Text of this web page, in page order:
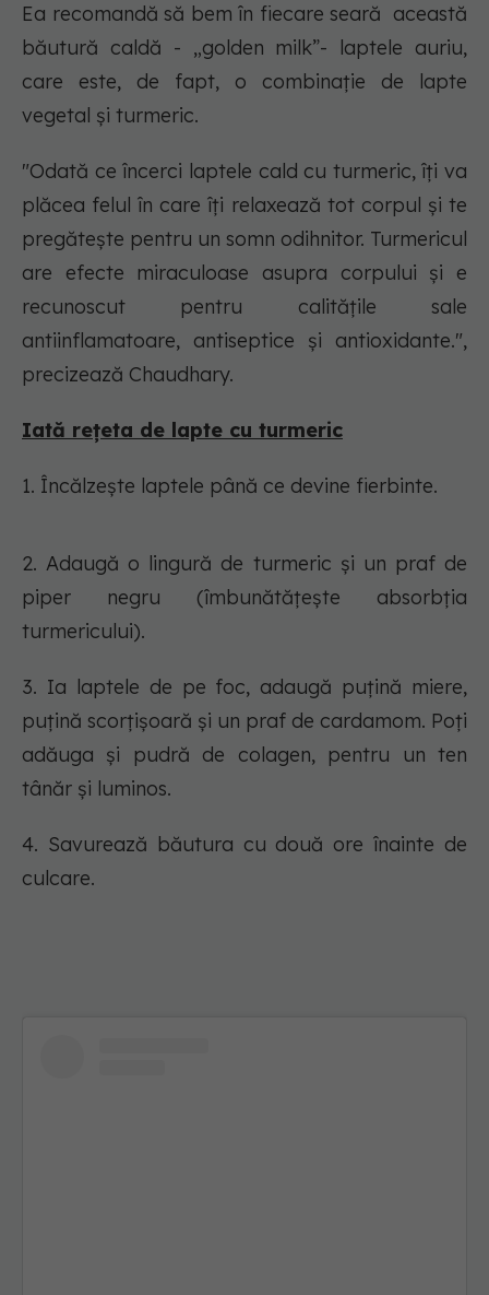
Ea recomandă să bem în fiecare seară această
băutură caldă - „golden milk”- laptele auriu,
care este, de fapt, o combinație de lapte
vegetal și turmeric.
"Odată ce încerci laptele cald cu turmeric, îți va
plăcea felul în care îți relaxează tot corpul și te
pregătește pentru un somn odihnitor. Turmericul
are efecte miraculoase asupra corpului și e
recunoscut pentru calitățile sale
antiinflamatoare, antiseptice și antioxidante.",
precizează Chaudhary.
Iată rețeta de lapte cu turmeric
1. Încălzește laptele până ce devine fierbinte.
2. Adaugă o lingură de turmeric și un praf de
piper negru (îmbunătățește absorbția
turmericului).
3. Ia laptele de pe foc, adaugă puțină miere,
puțină scorțișoară și un praf de cardamom. Poți
adăuga și pudră de colagen, pentru un ten
tânăr și luminos.
4. Savurează băutura cu două ore înainte de
culcare.